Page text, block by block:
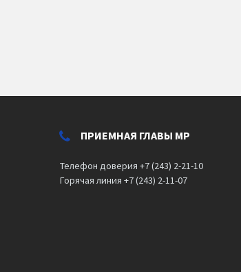
ПРИЕМНАЯ ГЛАВЫ МР
Телефон доверия +7 (243) 2-21-10
Горячая линия +7 (243) 2-11-07